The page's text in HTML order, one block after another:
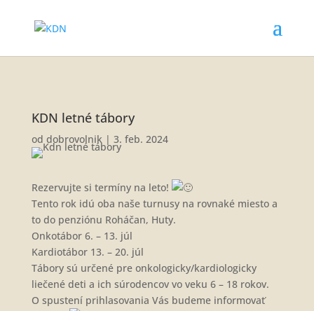
KDN letné tábory
od dobrovolnik| 3. feb. 2024
Rezervujte si termíny na leto!
Tento rok idú oba naše turnusy na rovnaké miesto a
to do penziónu Roháčan, Huty.
Onkotábor 6. – 13. júl
Kardiotábor 13. – 20. júl
Tábory sú určené pre onkologicky/kardiologicky
liečené deti a ich súrodencov vo veku 6 – 18 rokov.
O spustení prihlasovania Vás budeme informovať